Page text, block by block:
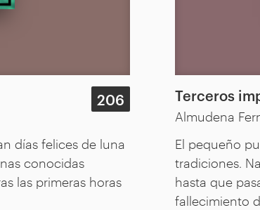
206
días felices de luna
conocidas
las primeras horas
Terceros
Almudena
El pequeño
tradiciones.
hasta que
fallecimiento